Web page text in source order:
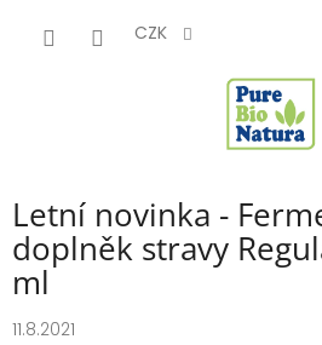
CZK
Letní novinka -
doplněk stravy
ml
11.8.2021